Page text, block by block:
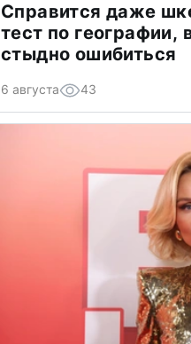
Справится даже
тест по географии,
стыдно ошибиться
6 августа 43